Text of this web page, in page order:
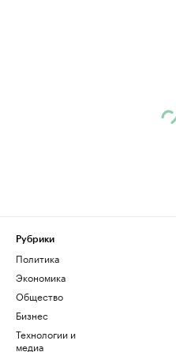
Рубрики
Политика
Экономика
Общество
Бизнес
Технологии и
медиа